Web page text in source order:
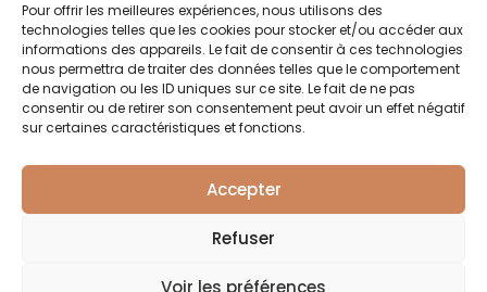
Pour offrir les meilleures expériences, nous utilisons des
technologies telles que les cookies pour stocker et/ou accéder aux
informations des appareils. Le fait de consentir à ces technologies
nous permettra de traiter des données telles que le comportement
de navigation ou les ID uniques sur ce site. Le fait de ne pas
consentir ou de retirer son consentement peut avoir un effet négatif
sur certaines caractéristiques et fonctions.
Accepter
Refuser
Voir les préférences
SUIVEZ-MOI
Quai Marcellis 10, 4020 Liège - BE0 794.477.312
Politique de confidentialité